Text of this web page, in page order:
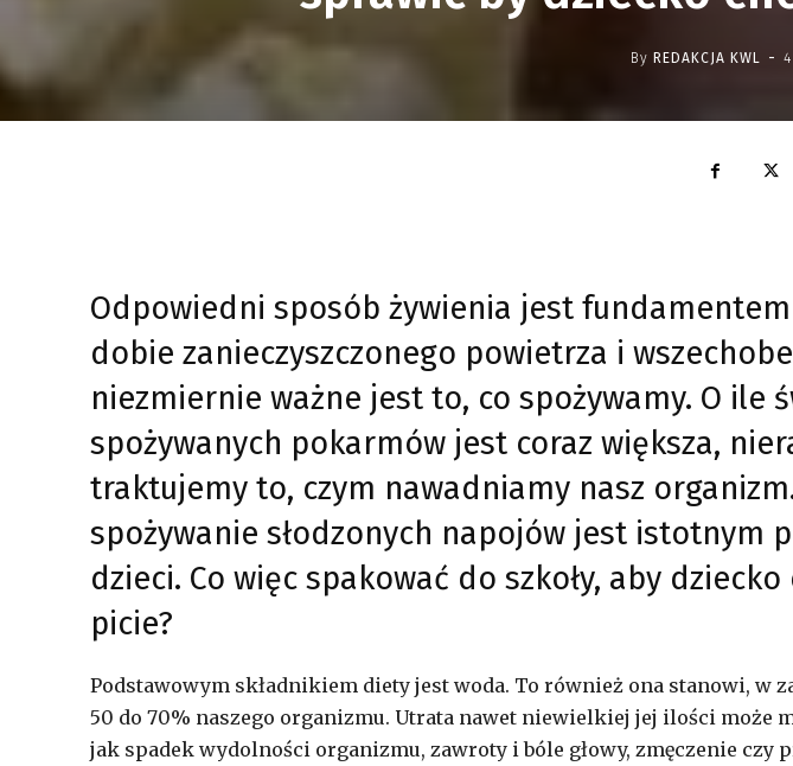
By REDAKCJA KWL -
Odpowiedni sposób żywienia jest
dobie zanieczyszczonego powietrza i
niezmiernie ważne jest to, co spożywamy. O ile
spożywanych pokarmów jest coraz większa,
traktujemy to, czym nawadniamy nasz
spożywanie słodzonych napojów jest istotnym
dzieci. Co więc spakować do szkoły, aby
picie?
Podstawowym składnikiem diety jest woda. To również ona stanowi, w
50 do 70% naszego organizmu. Utrata nawet niewielkiej jej ilości może
jak spadek wydolności organizmu, zawroty i bóle głowy, zmęczenie czy